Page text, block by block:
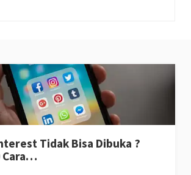
Tidak Bisa Dibuka ?
Cara…